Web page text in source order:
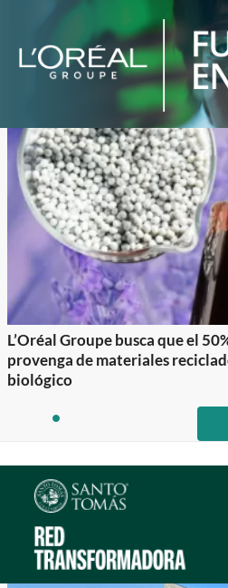
L’Oréal Groupe busca que el
provenga de materiales
biológico
item
1